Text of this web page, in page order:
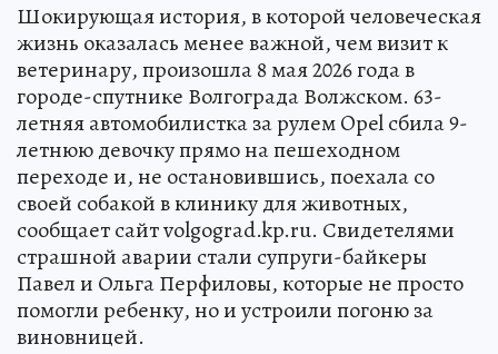
Шокирующая история, в которой человеческая
жизнь оказалась менее важной, чем визит к
ветеринару, произошла 8 мая 2026 года в
городе-спутнике Волгограда Волжском. 63-
летняя автомобилистка за рулем Opel сбила 9-
летнюю девочку прямо на пешеходном
переходе и, не остановившись, поехала со
своей собакой в клинику для животных,
сообщает сайт volgograd.kp.ru. Свидетелями
страшной аварии стали супруги-байкеры
Павел и Ольга Перфиловы, которые не просто
помогли ребенку, но и устроили погоню за
виновницей.